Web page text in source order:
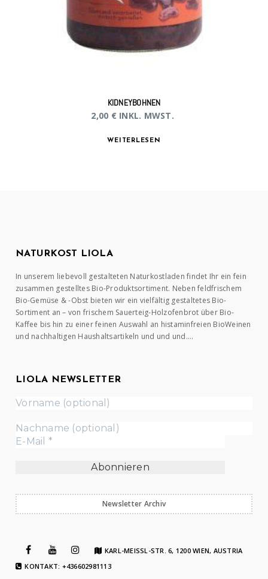
KIDNEYBOHNEN
2,00 € INKL. MWST.
WEITERLESEN
NATURKOST LIOLA
In unserem liebevoll gestalteten Naturkostladen findet Ihr ein fein
zusammen gestelltes Bio-Produktsortiment. Neben feldfrischem
Bio-Gemüse & -Obst bieten wir ein vielfältig gestaltetes Bio-
Sortiment an – von frischem Sauerteig-Holzofenbrot über Bio-
Kaffee bis hin zu einer feinen Auswahl an histaminfreien BioWeinen
und nachhaltigen Haushaltsartikeln und und und….
LIOLA NEWSLETTER
Newsletter Archiv
KARL-MEISSL-STR. 6, 1200 WIEN, AUSTRIA
KONTAKT: +436602981113